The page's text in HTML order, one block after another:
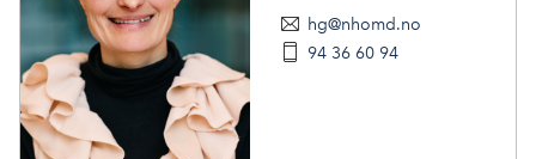
hg@nhomd.no
94 36 60 94